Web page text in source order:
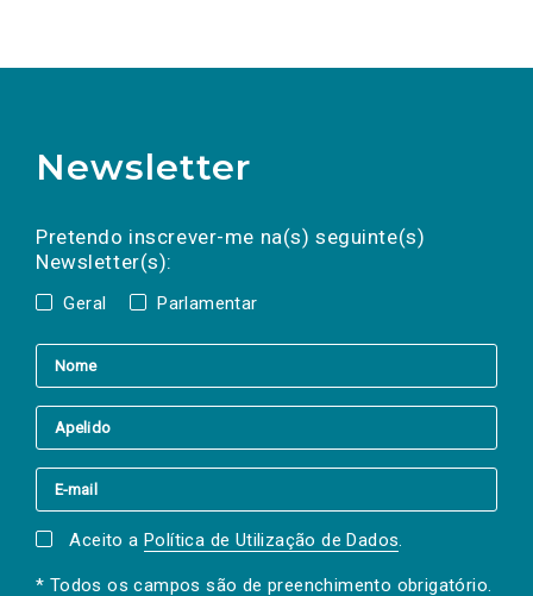
Newsletter
Pretendo inscrever-me na(s) seguinte(s)
Newsletter(s):
Geral Parlamentar
a(s) newsletter(s).
mail
Aceito a Política de Utilização de Dados.
* Todos os campos são de preenchimento obrigatório.